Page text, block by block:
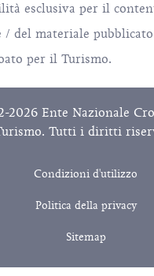
esclusiva per il
/ del materiale
per il Turismo.
2026 Ente Nazionale
Tutti i diritti
Condizioni d'utilizzo
Politica della privacy
Sitemap